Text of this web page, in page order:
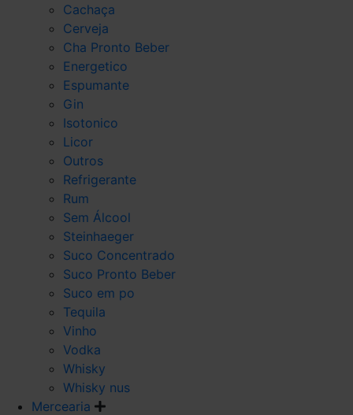
Cachaça
Cerveja
Cha Pronto Beber
Energetico
Espumante
Gin
Isotonico
Licor
Outros
Refrigerante
Rum
Sem Álcool
Steinhaeger
Suco Concentrado
Suco Pronto Beber
Suco em po
Tequila
Vinho
Vodka
Whisky
Whisky nus
Mercearia